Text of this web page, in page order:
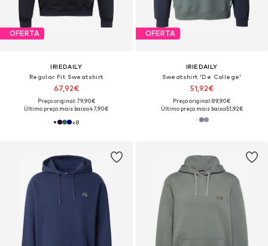
OFERTA
IRIEDAILY
Regular Fit Sweatshirt
67,92€
Preço original: 79,90€
Último preço mais baixo:47,90€
+8
OFERTA
IRIEDAILY
Sweatshirt 'De College'
51,92€
Preço original: 89,90€
Último preço mais baixo:51,92€